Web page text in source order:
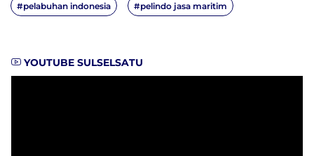
#pelabuhan indonesia #pelindo jasa maritim
YOUTUBE SULSELSATU